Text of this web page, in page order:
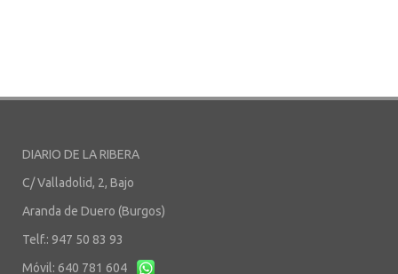
DIARIO DE LA RIBERA
C/ Valladolid, 2, Bajo
Aranda de Duero (Burgos)
Telf.: 947 50 83 93
Móvil: 640 781 604